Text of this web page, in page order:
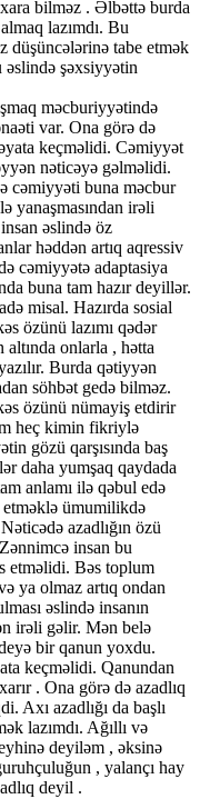
bilməz . Əlbəttə burda
lazımdı. Bu
düşüncələrinə tabe etmək
əslində şəxsiyyətin
məcburiyyətində
var. Ona görə də
keçməlidi. Cəmiyyət
nəticəyə gəlməlidi.
cəmiyyəti buna məcbur
yanaşmasından irəli
insan əslində öz
həddən artıq aqressiv
cəmiyyətə adaptasiya
buna tam hazır deyillər.
misal. Hazırda sosial
özünü lazımı qədər
altında onlarla , hətta
Burda qətiyyən
söhbət gedə bilməz.
özünü nümayiş etdirir
heç kimin fikriylə
gözü qarşısında baş
daha yumşaq qaydada
anlamı ilə qəbul edə
etməklə ümumilikdə
azadlığın özü
insan bu
etməlidi. Bəs toplum
ya olmaz artıq ondan
əslində insanın
irəli gəlir. Mən belə
bir qanun yoxdu.
keçməlidi. Qanundan
. Ona görə də azadlıq
Axı azadlığı da başlı
lazımdı. Ağıllı və
deyiləm , əksinə
, yalançı hay
deyil .